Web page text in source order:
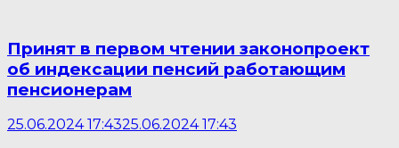
Принят в первом чтении законопроект
об индексации пенсий работающим
пенсионерам
25.06.2024 17:4325.06.2024 17:43